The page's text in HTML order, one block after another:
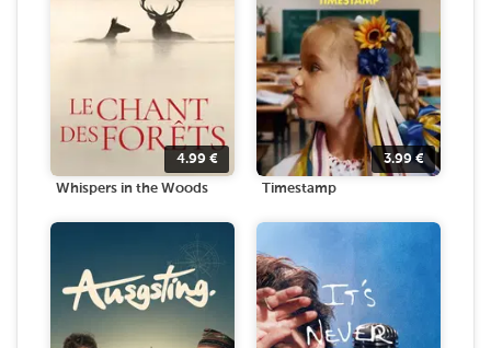
4.99 €
Whispers in the Woods
3.99€
Timestamp